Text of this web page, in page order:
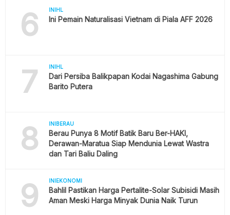
6 INIHL
Ini Pemain Naturalisasi Vietnam di Piala AFF 2026
7 INIHL
Dari Persiba Balikpapan Kodai Nagashima Gabung
Barito Putera
8 INIBERAU
Berau Punya 8 Motif Batik Baru Ber-HAKI,
Derawan-Maratua Siap Mendunia Lewat Wastra
dan Tari Baliu Daling
9 INIEKONOMI
Bahlil Pastikan Harga Pertalite-Solar Subisidi Masih
Aman Meski Harga Minyak Dunia Naik Turun